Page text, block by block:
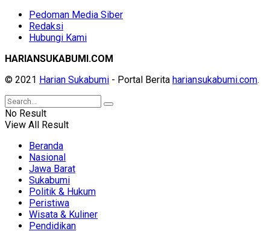
Pedoman Media Siber
Redaksi
Hubungi Kami
HARIANSUKABUMI.COM
© 2021 Harian Sukabumi - Portal Berita hariansukabumi.com.
No Result
View All Result
Beranda
Nasional
Jawa Barat
Sukabumi
Politik & Hukum
Peristiwa
Wisata & Kuliner
Pendidikan